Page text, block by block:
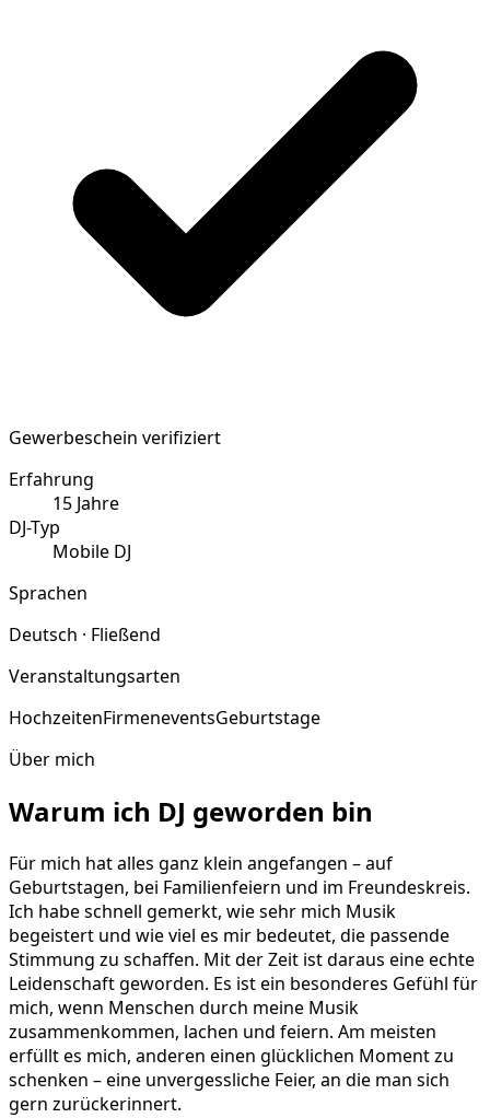
Gewerbeschein verifiziert
Erfahrung
15 Jahre
DJ-Typ
Mobile DJ
Sprachen
Deutsch · Fließend
Veranstaltungsarten
HochzeitenFirmeneventsGeburtstage
Über mich
Warum ich DJ geworden bin
Für mich hat alles ganz klein angefangen – auf
Geburtstagen, bei Familienfeiern und im Freundeskreis.
Ich habe schnell gemerkt, wie sehr mich Musik
begeistert und wie viel es mir bedeutet, die passende
Stimmung zu schaffen. Mit der Zeit ist daraus eine echte
Leidenschaft geworden. Es ist ein besonderes Gefühl für
mich, wenn Menschen durch meine Musik
zusammenkommen, lachen und feiern. Am meisten
erfüllt es mich, anderen einen glücklichen Moment zu
schenken – eine unvergessliche Feier, an die man sich
gern zurückerinnert.